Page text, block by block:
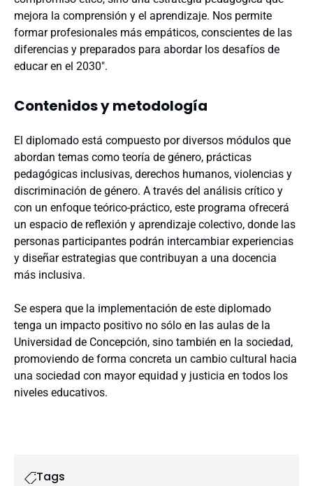
mejora la comprensión y el aprendizaje. Nos permite
formar profesionales más empáticos, conscientes de las
diferencias y preparados para abordar los desafíos de
educar en el 2030″.
Contenidos y metodología
El diplomado está compuesto por diversos módulos que
abordan temas como teoría de género, prácticas
pedagógicas inclusivas, derechos humanos, violencias y
discriminación de género. A través del análisis crítico y
con un enfoque teórico-práctico, este programa ofrecerá
un espacio de reflexión y aprendizaje colectivo, donde las
personas participantes podrán intercambiar experiencias
y diseñar estrategias que contribuyan a una docencia
más inclusiva.
Se espera que la implementación de este diplomado
tenga un impacto positivo no sólo en las aulas de la
Universidad de Concepción, sino también en la sociedad,
promoviendo de forma concreta un cambio cultural hacia
una sociedad con mayor equidad y justicia en todos los
niveles educativos.
Tags